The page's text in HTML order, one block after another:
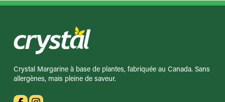
Crystal Margarine à base de plantes, fabriquée au Canada. Sans
allergènes, mais pleine de saveur.